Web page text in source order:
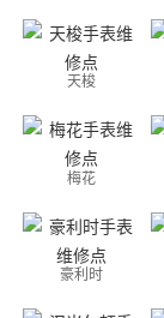
天梭
梅花
豪利时